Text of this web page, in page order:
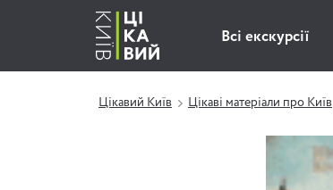
Всі екскурсії
Цікавий Київ Цікаві матеріали про Київ